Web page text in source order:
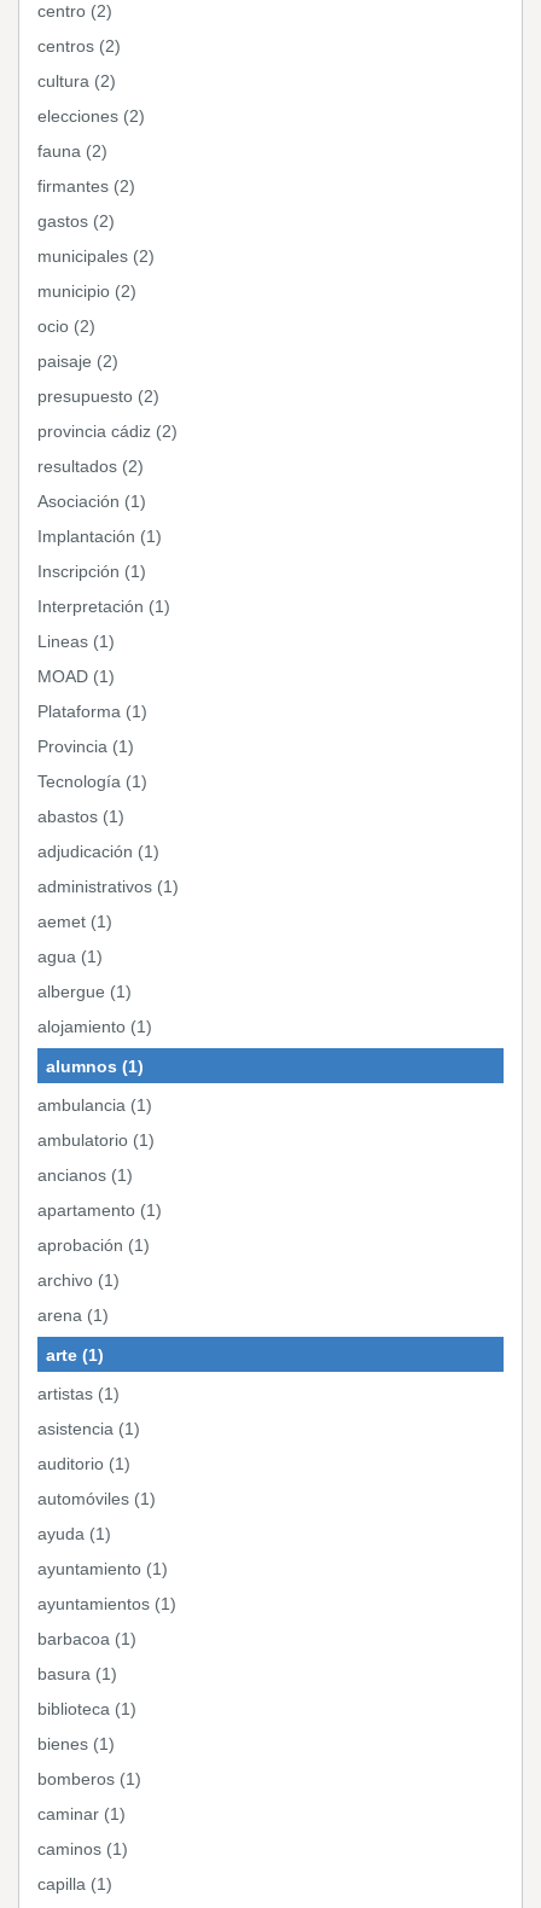
centro (2)
centros (2)
cultura (2)
elecciones (2)
fauna (2)
firmantes (2)
gastos (2)
municipales (2)
municipio (2)
ocio (2)
paisaje (2)
presupuesto (2)
provincia cádiz (2)
resultados (2)
Asociación (1)
Implantación (1)
Inscripción (1)
Interpretación (1)
Lineas (1)
MOAD (1)
Plataforma (1)
Provincia (1)
Tecnología (1)
abastos (1)
adjudicación (1)
administrativos (1)
aemet (1)
agua (1)
albergue (1)
alojamiento (1)
alumnos (1)
ambulancia (1)
ambulatorio (1)
ancianos (1)
apartamento (1)
aprobación (1)
archivo (1)
arena (1)
arte (1)
artistas (1)
asistencia (1)
auditorio (1)
automóviles (1)
ayuda (1)
ayuntamiento (1)
ayuntamientos (1)
barbacoa (1)
basura (1)
biblioteca (1)
bienes (1)
bomberos (1)
caminar (1)
caminos (1)
capilla (1)